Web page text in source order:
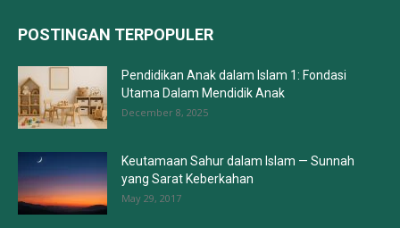
POSTINGAN TERPOPULER
Pendidikan Anak dalam Islam 1: Fondasi
Utama Dalam Mendidik Anak
December 8, 2025
Keutamaan Sahur dalam Islam — Sunnah
yang Sarat Keberkahan
May 29, 2017